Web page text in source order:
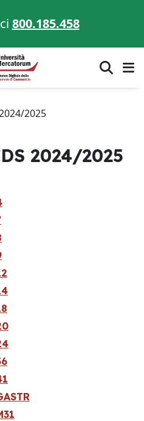
800.185.458
2025
2024/2025